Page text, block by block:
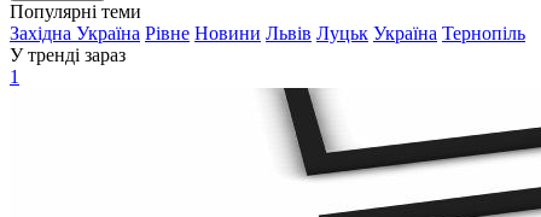
Популярні теми
Західна Україна Рівне Новини Львів Луцьк Україна Тернопіль
У тренді зараз
1